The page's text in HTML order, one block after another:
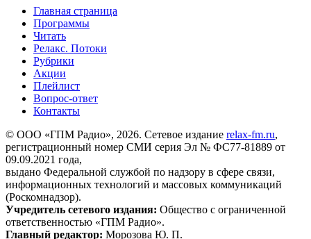
Главная страница
Программы
Читать
Релакс. Потоки
Рубрики
Акции
Плейлист
Вопрос-ответ
Контакты
© ООО «ГПМ Радио», 2026. Сетевое издание relax-fm.ru,
регистрационный номер СМИ серия Эл № ФС77-81889 от
09.09.2021 года,
выдано Федеральной службой по надзору в сфере связи,
информационных технологий и массовых коммуникаций
(Роскомнадзор).
Учредитель сетевого издания: Общество с ограниченной
ответственностью «ГПМ Радио».
Главный редактор: Морозова Ю. П.